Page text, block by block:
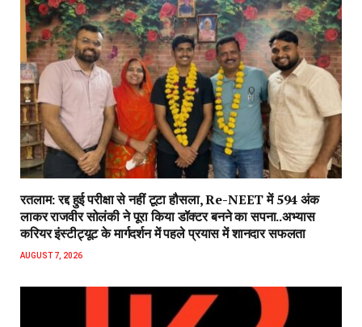
रतलाम: रद्द हुई परीक्षा से नहीं टूटा हौसला, Re-NEET में 594 अंक
लाकर राजवीर सोलंकी ने पूरा किया डॉक्टर बनने का सपना..अभ्यास
करियर इंस्टीट्यूट के मार्गदर्शन में पहले प्रयास में शानदार सफलता
AUGUST 7, 2026